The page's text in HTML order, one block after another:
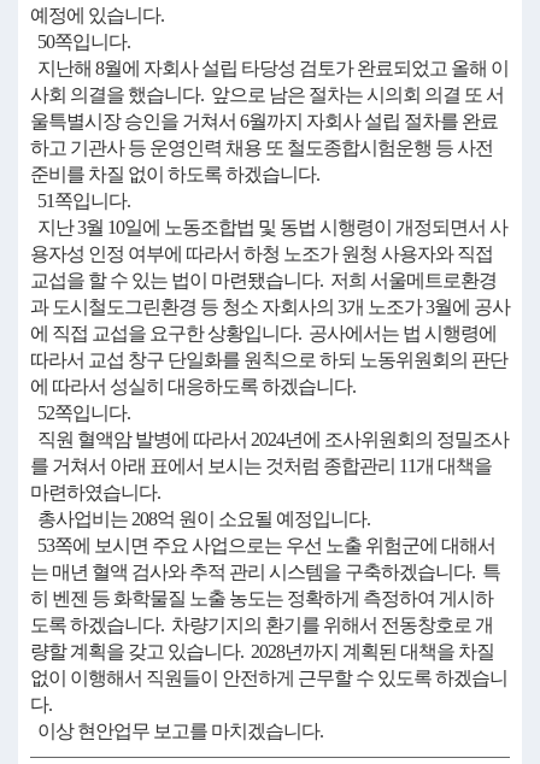
예정에 있습니다.
50쪽입니다.
지난해 8월에 자회사 설립 타당성 검토가 완료되었고 올해 이
사회 의결을 했습니다. 앞으로 남은 절차는 시의회 의결 또 서
울특별시장 승인을 거쳐서 6월까지 자회사 설립 절차를 완료
하고 기관사 등 운영인력 채용 또 철도종합시험운행 등 사전
준비를 차질 없이 하도록 하겠습니다.
51쪽입니다.
지난 3월 10일에 노동조합법 및 동법 시행령이 개정되면서 사
용자성 인정 여부에 따라서 하청 노조가 원청 사용자와 직접
교섭을 할 수 있는 법이 마련됐습니다. 저희 서울메트로환경
과 도시철도그린환경 등 청소 자회사의 3개 노조가 3월에 공사
에 직접 교섭을 요구한 상황입니다. 공사에서는 법 시행령에
따라서 교섭 창구 단일화를 원칙으로 하되 노동위원회의 판단
에 따라서 성실히 대응하도록 하겠습니다.
52쪽입니다.
직원 혈액암 발병에 따라서 2024년에 조사위원회의 정밀조사
를 거쳐서 아래 표에서 보시는 것처럼 종합관리 11개 대책을
마련하였습니다.
총사업비는 208억 원이 소요될 예정입니다.
53쪽에 보시면 주요 사업으로는 우선 노출 위험군에 대해서
는 매년 혈액 검사와 추적 관리 시스템을 구축하겠습니다. 특
히 벤젠 등 화학물질 노출 농도는 정확하게 측정하여 게시하
도록 하겠습니다. 차량기지의 환기를 위해서 전동창호로 개
량할 계획을 갖고 있습니다. 2028년까지 계획된 대책을 차질
없이 이행해서 직원들이 안전하게 근무할 수 있도록 하겠습니
다.
이상 현안업무 보고를 마치겠습니다.